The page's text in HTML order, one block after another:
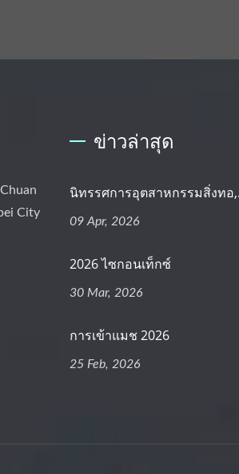
City
ข่าวล่าสุด
นิทรรศการอุตสาหกรรมสิ่งทอ
09 Apr, 2026
2026 ไซกอนเท็กซ์
30 Mar, 2026
การเข้าแมช 2026
25 Feb, 2026